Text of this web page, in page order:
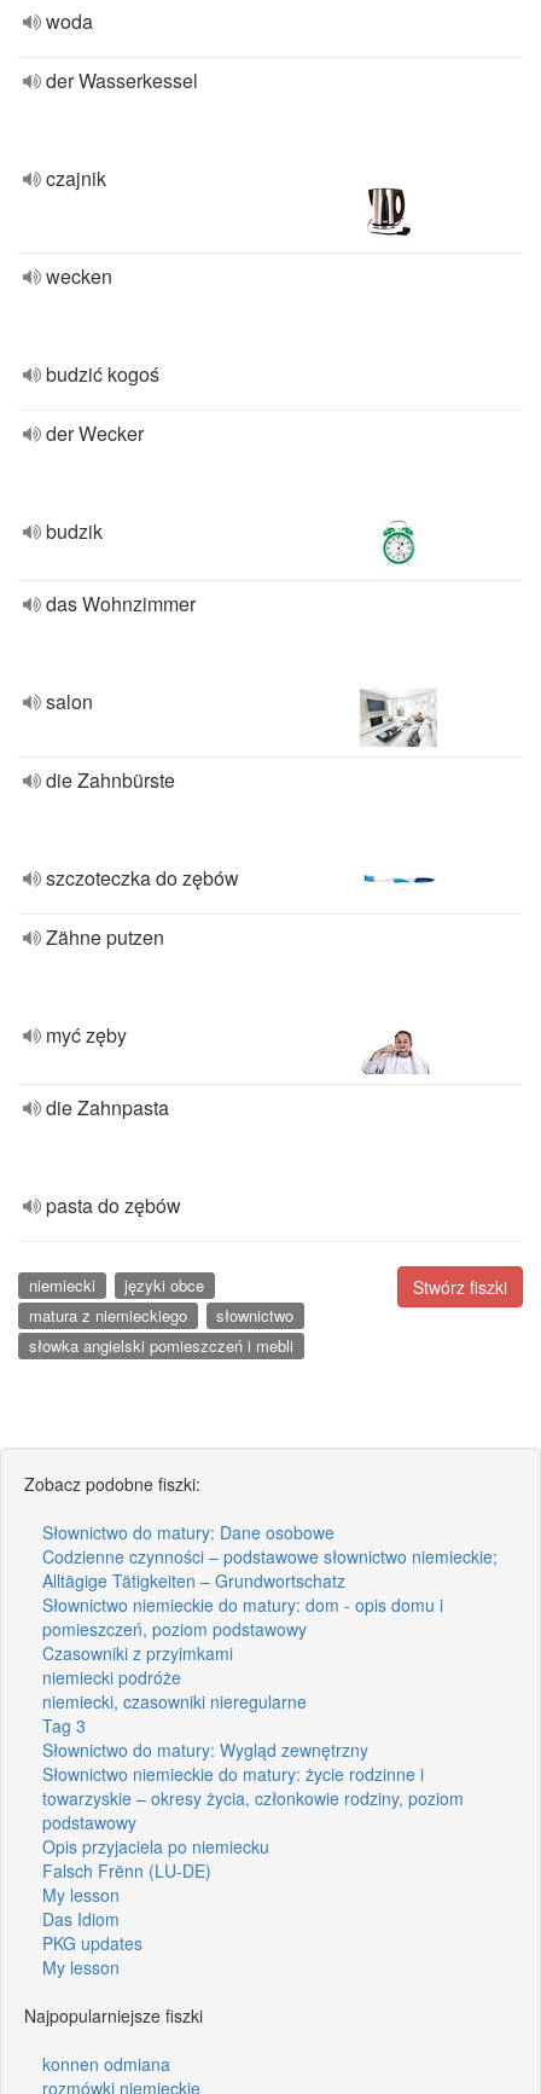
woda
der Wasserkessel
czajnik
wecken
budzić kogoś
der Wecker
budzik
das Wohnzimmer
salon
die Zahnbürste
szczoteczka do zębów
Zähne putzen
myć zęby
die Zahnpasta
pasta do zębów
Stwórz fiszki
niemiecki
języki obce
matura z niemieckiego
słownictwo
słowka angielski pomieszczeń i mebli
Zobacz podobne fiszki:
Słownictwo do matury: Dane osobowe
Codzienne czynności – podstawowe słownictwo niemieckie;
Alltägige Tätigkeiten – Grundwortschatz
Słownictwo niemieckie do matury: dom - opis domu i
pomieszczeń, poziom podstawowy
Czasowniki z przyimkami
niemiecki podróże
niemiecki, czasowniki nieregularne
Tag 3
Słownictwo do matury: Wygląd zewnętrzny
Słownictwo niemieckie do matury: życie rodzinne i
towarzyskie – okresy życia, członkowie rodziny, poziom
podstawowy
Opis przyjaciela po niemiecku
Falsch Frënn (LU-DE)
My lesson
Das Idiom
PKG updates
My lesson
Najpopularniejsze fiszki
konnen odmiana
rozmówki niemieckie